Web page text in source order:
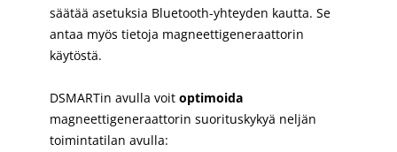
säätää asetuksia Bluetooth-yhteyden kautta. Se
antaa myös tietoja magneettigeneraattorin
käytöstä.
DSMARTin avulla voit optimoida
magneettigeneraattorin suorituskykyä neljän
toimintatilan avulla: